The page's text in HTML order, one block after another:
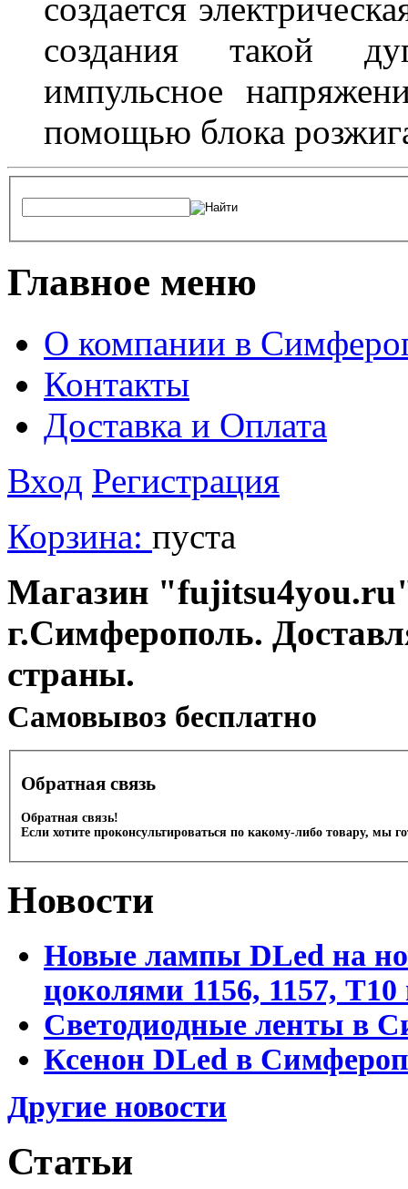
создается
создания такой
импульсное
помощью блока
Главное меню
О компании в
Контакты
Доставка и Оплата
Вход Регистрация
Корзина: пуста
Магазин
г.Симферополь.
страны.
Cамовывоз бесплатно
Обратная связь
Обратная связь!
Если хотите проконсультироваться по какому-либо товару, мы
Новости
Новые лампы DLed на
цоколями 1156, 1157,
Светодиодные ленты в
Ксенон DLed в
Другие новости
Статьи